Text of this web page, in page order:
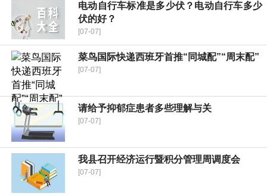
电动自行车标准是多少伏？电动自行车多少
伏的好？
[07-07]
菜鸟国际快递西班牙首推“同城配”“周末配”
[07-07]
请给予抑郁症患者多些理解与关
[07-07]
我县召开经济运行暨积分管理周调度会
[07-07]